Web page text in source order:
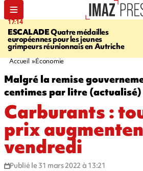
17:14
ESCALADEQuatre médailles
européennes pour les jeunes
grimpeurs réunionnais en Autriche
Accueil Économie
Malgré la remise
centimes par litre (actualisé)
Carburants :
prix
vendredi
Publié le 31 mars 2022 à 13:21